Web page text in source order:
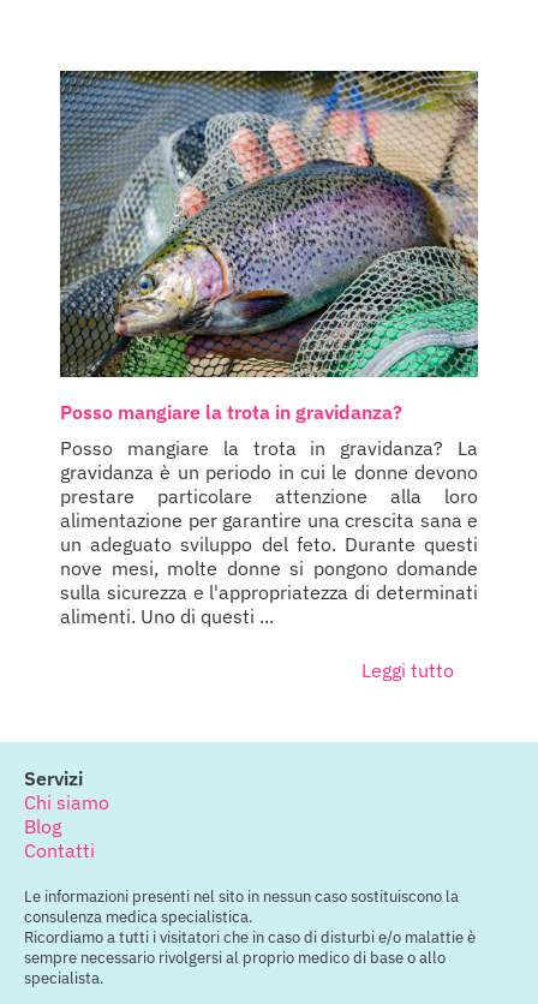
Posso mangiare la trota in gravidanza?
Posso mangiare la trota in gravidanza? La
gravidanza è un periodo in cui le donne devono
prestare particolare attenzione alla loro
alimentazione per garantire una crescita sana e
un adeguato sviluppo del feto. Durante questi
nove mesi, molte donne si pongono domande
sulla sicurezza e l'appropriatezza di determinati
alimenti. Uno di questi ...
Leggi tutto
Servizi
Chi siamo
Blog
Contatti
Le informazioni presenti nel sito in nessun caso sostituiscono la
consulenza medica specialistica.
Ricordiamo a tutti i visitatori che in caso di disturbi e/o malattie è
sempre necessario rivolgersi al proprio medico di base o allo
specialista.